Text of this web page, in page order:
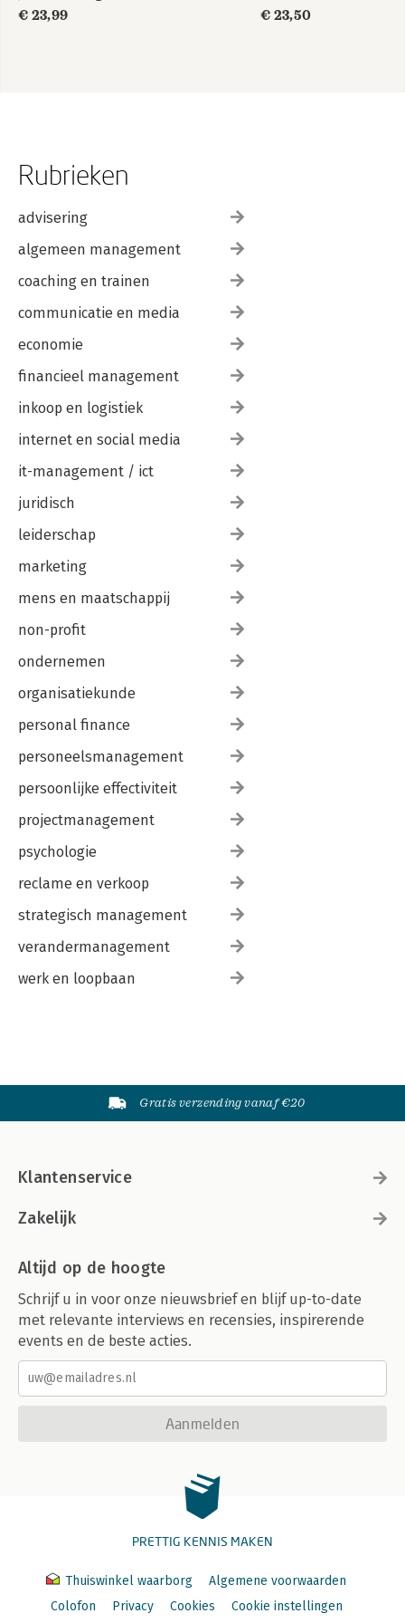
€ 23,99
€ 23,50
Rubrieken
advisering
algemeen management
coaching en trainen
communicatie en media
economie
financieel management
inkoop en logistiek
internet en social media
it-management / ict
juridisch
leiderschap
marketing
mens en maatschappij
non-profit
ondernemen
organisatiekunde
personal finance
personeelsmanagement
persoonlijke effectiviteit
projectmanagement
psychologie
reclame en verkoop
strategisch management
verandermanagement
werk en loopbaan
Gratis verzending vanaf €20
Klantenservice
Zakelijk
Altijd op de hoogte
Schrijf u in voor onze nieuwsbrief en blijf up-to-date
met relevante interviews en recensies, inspirerende
events en de beste acties.
Aanmelden
PRETTIG KENNIS MAKEN
Thuiswinkel waarborg
Algemene voorwaarden
Colofon
Privacy Cookies Cookie instellingen